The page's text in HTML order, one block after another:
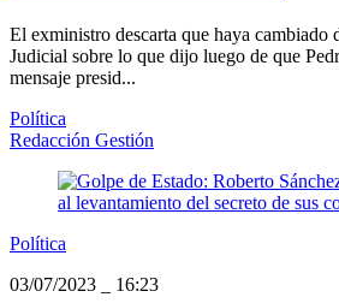
El exministro descarta que haya cambiado
Judicial sobre lo que dijo luego de que
mensaje presid...
Política
Redacción Gestión
Política
03/07/2023
16:23